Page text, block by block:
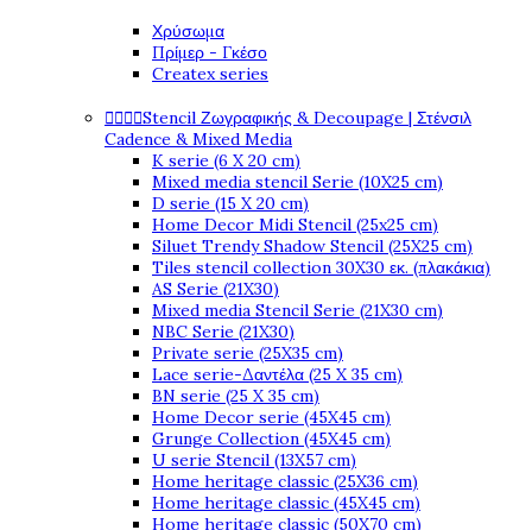
Χρύσωμα
Πρίμερ - Γκέσο
Createx series
Stencil Ζωγραφικής & Decoupage | Στένσιλ
Cadence & Mixed Media
K serie (6 X 20 cm)
Mixed media stencil Serie (10X25 cm)
D serie (15 X 20 cm)
Home Decor Midi Stencil (25x25 cm)
Siluet Trendy Shadow Stencil (25X25 cm)
Tiles stencil collection 30X30 εκ. (πλακάκια)
AS Serie (21X30)
Mixed media Stencil Serie (21X30 cm)
NBC Serie (21X30)
Private serie (25X35 cm)
Lace serie-Δαντέλα (25 X 35 cm)
BN serie (25 X 35 cm)
Home Decor serie (45X45 cm)
Grunge Collection (45X45 cm)
U serie Stencil (13X57 cm)
Home heritage classic (25X36 cm)
Home heritage classic (45X45 cm)
Home heritage classic (50X70 cm)